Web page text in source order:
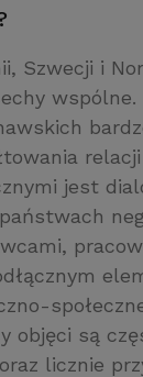
Szwecji i
wspólne.
jest
objęci są
licznie